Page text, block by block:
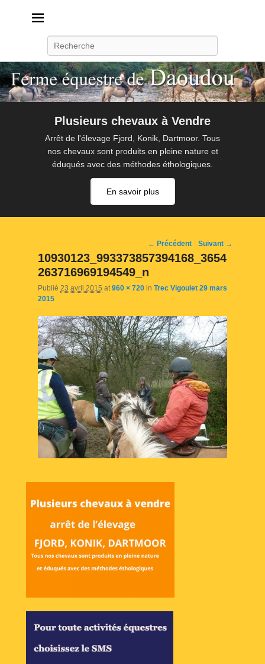
Plusieurs chevaux à Vendre
Arrêt de l'élevage Fjord, Konik, Dartmoor. Tous
nos chevaux sont produits en pleine nature et
éduqués avec des méthodes éthologiques.
En savoir plus
Navigation
d'image
← Précédent Suivant →
10930123_993373857394168_3654
263716969194549_n
Publié 23 avril 2015 at 960 × 720 in Trec Vigoulet 29 mars
2015